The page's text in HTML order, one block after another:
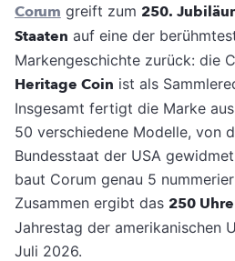
Corum greift zum 250.
Staaten auf eine der
Markengeschichte zurück: die
Heritage Coin ist als
Insgesamt fertigt die Marke
50 verschiedene Modelle, von
Bundesstaat der USA
baut Corum genau 5
Zusammen ergibt das 250
Jahrestag der amerikanischen
Juli 2026.